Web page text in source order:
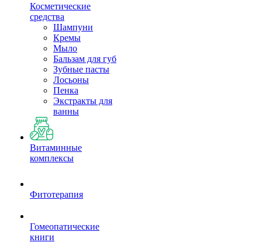
Косметические
средства
Шампуни
Кремы
Мыло
Бальзам для губ
Зубные пасты
Лосьоны
Пенка
Экстракты для
ванны
Витаминные
комплексы
Фитотерапия
Гомеопатические
книги